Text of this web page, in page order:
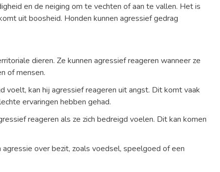
en de neiging om te vechten of aan te vallen. Het is
uit boosheid. Honden kunnen agressief gedrag
dieren. Ze kunnen agressief reageren wanneer ze
of mensen.
voelt, kan hij agressief reageren uit angst. Dit komt vaak
ervaringen hebben gehad.
reageren als ze zich bedreigd voelen. Dit kan komen
over bezit, zoals voedsel, speelgoed of een